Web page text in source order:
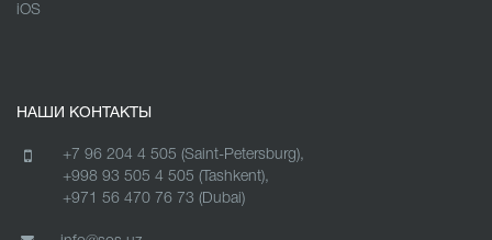
iOS
НАШИ КОНТАКТЫ
+7 96 204 4 505 (Saint-Petersburg),
+998 93 505 4 505 (Tashkent),
+971 56 470 76 73 (Dubai)